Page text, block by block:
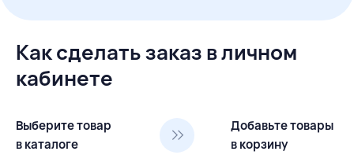
Как сделать заказ в личном
кабинете
Выберите товар
в каталоге
Добавьте товары
в корзину